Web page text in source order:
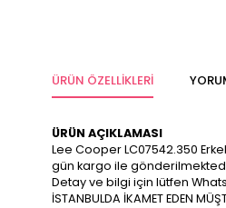
ÜRÜN ÖZELLIKLERI
ÜRÜN AÇIKLAMASI
Lee Cooper LC07542.350
gün kargo ile
Detay ve bilgi için lütfen
İSTANBULDA İKAMET EDEN